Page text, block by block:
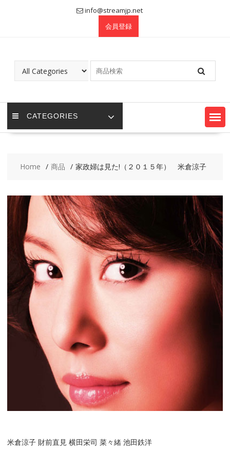
info@streamjp.net
会員登録
CATEGORIES
Home 商品 家政婦は見た!（２０１５年） 米倉涼子
米倉涼子 財前直見 横田栄司 菜々緒 池田鉄洋